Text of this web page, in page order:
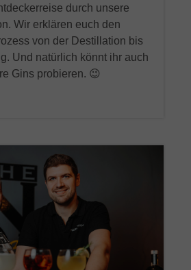
durch unsere
Wir erklären euch den
von der Destillation bis
Und natürlich könnt ihr auch
Gins probieren. 😉